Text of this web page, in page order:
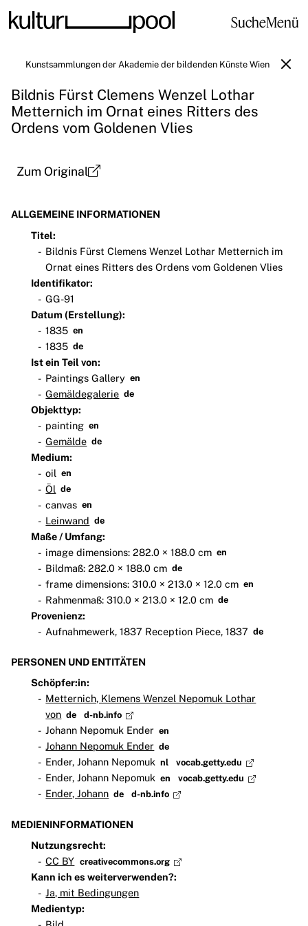
SucheMenü
Kunstsammlungen der Akademie der bildenden Künste Wien
Bildnis Fürst Clemens Wenzel Lothar
Metternich im Ornat eines Ritters des
Ordens vom Goldenen Vlies
Zum Original
ALLGEMEINE INFORMATIONEN
Titel:
Bildnis Fürst Clemens Wenzel Lothar Metternich im
Ornat eines Ritters des Ordens vom Goldenen Vlies
Identifikator:
GG-91
Datum (Erstellung):
1835 en
1835 de
Ist ein Teil von:
Paintings Gallery en
Gemäldegalerie de
Objekttyp:
painting en
Gemälde de
Medium:
oil en
Öl de
canvas en
Leinwand de
Maße / Umfang:
image dimensions: 282.0 × 188.0 cm en
Bildmaß: 282.0 × 188.0 cm de
frame dimensions: 310.0 × 213.0 × 12.0 cm en
Rahmenmaß: 310.0 × 213.0 × 12.0 cm de
Provenienz:
Aufnahmewerk, 1837 Reception Piece, 1837 de
PERSONEN UND ENTITÄTEN
Schöpfer:in:
Metternich, Klemens Wenzel Nepomuk Lothar
von de d-nb.info
Johann Nepomuk Ender en
Johann Nepomuk Ender de
Ender, Johann Nepomuk nl vocab.getty.edu
Ender, Johann Nepomuk en vocab.getty.edu
Ender, Johann de d-nb.info
MEDIENINFORMATIONEN
Nutzungsrecht:
CC BY creativecommons.org
Kann ich es weiterverwenden?:
Ja, mit Bedingungen
Medientyp: